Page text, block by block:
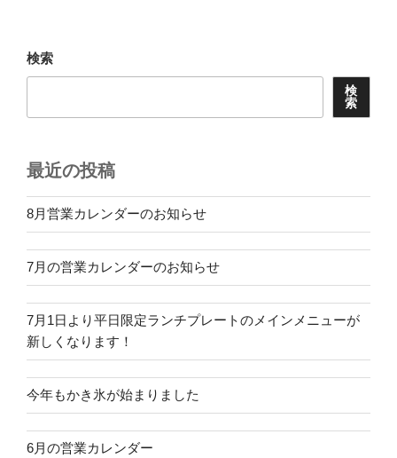
検索
検
索
最近の投稿
8月営業カレンダーのお知らせ
7月の営業カレンダーのお知らせ
7月1日より平日限定ランチプレートのメインメニューが
新しくなります！
今年もかき氷が始まりました
6月の営業カレンダー